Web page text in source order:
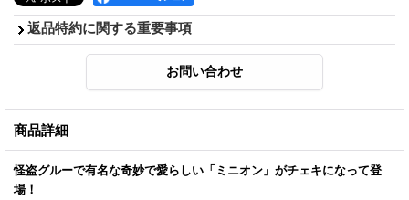
返品特約に関する重要事項
商品詳細
怪盗グルーで有名な奇妙で愛らしい「ミニオン」がチェキになって登
場！